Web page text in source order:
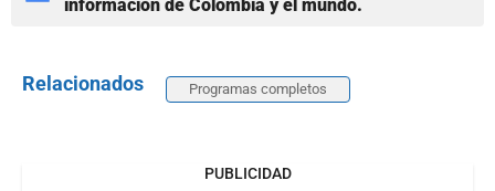
información de Colombia y el mundo.
Relacionados Programas completos
PUBLICIDAD